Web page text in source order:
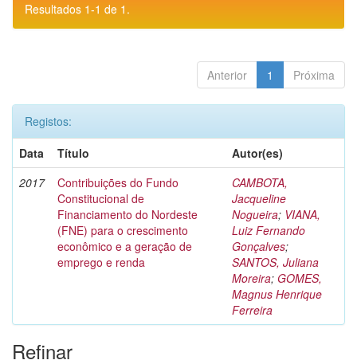
Resultados 1-1 de 1.
Anterior 1 Próxima
Registos:
Data
Título
Autor(es)
2017
Contribuições do Fundo
Constitucional de
Financiamento do Nordeste
(FNE) para o crescimento
econômico e a geração de
emprego e renda
CAMBOTA,
Jacqueline
Nogueira; VIANA,
Luiz Fernando
Gonçalves;
SANTOS, Juliana
Moreira; GOMES,
Magnus Henrique
Ferreira
Refinar